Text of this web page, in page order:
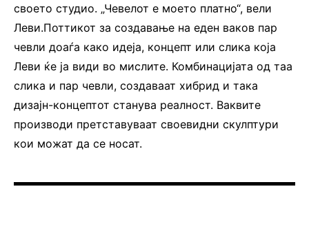
своето студио. „Чевелот е моето платно“, вели
Леви.Поттикот за создавање на еден ваков пар
чевли доаѓа како идеја, концепт или слика која
Леви ќе ја види во мислите. Комбинацијата од таа
слика и пар чевли, создаваат хибрид и така
дизајн-концептот станува реалност. Ваквите
производи претставуваат своевидни скулптури
кои можат да се носат.